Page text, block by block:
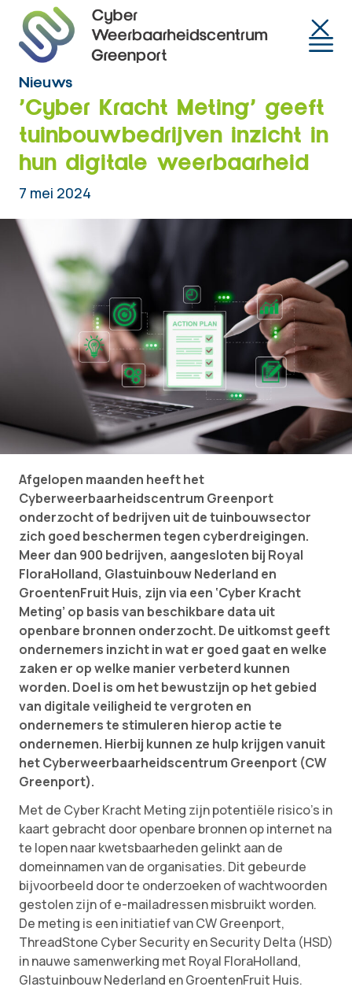
Nieuws
’Cyber Kracht Meting’ geeft
tuinbouwbedrijven inzicht in
hun digitale weerbaarheid
7 mei 2024
Afgelopen maanden heeft het
Cyberweerbaarheidscentrum Greenport
onderzocht of bedrijven uit de tuinbouwsector
zich goed beschermen tegen cyberdreigingen.
Meer dan 900 bedrijven, aangesloten bij Royal
FloraHolland, Glastuinbouw Nederland en
GroentenFruit Huis, zijn via een ‘Cyber Kracht
Meting’ op basis van beschikbare data uit
openbare bronnen onderzocht. De uitkomst geeft
ondernemers inzicht in wat er goed gaat en welke
zaken er op welke manier verbeterd kunnen
worden. Doel is om het bewustzijn op het gebied
van digitale veiligheid te vergroten en
ondernemers te stimuleren hierop actie te
ondernemen. Hierbij kunnen ze hulp krijgen vanuit
het Cyberweerbaarheidscentrum Greenport (CW
Greenport).
Met de Cyber Kracht Meting zijn potentiële risico’s in
kaart gebracht door openbare bronnen op internet na
te lopen naar kwetsbaarheden gelinkt aan de
domeinnamen van de organisaties. Dit gebeurde
bijvoorbeeld door te onderzoeken of wachtwoorden
gestolen zijn of e-mailadressen misbruikt worden.
De meting is een initiatief van CW Greenport,
ThreadStone Cyber Security en Security Delta (HSD)
in nauwe samenwerking met Royal FloraHolland,
Glastuinbouw Nederland en GroentenFruit Huis.